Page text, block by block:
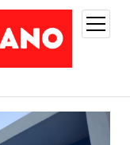
abrir
menú